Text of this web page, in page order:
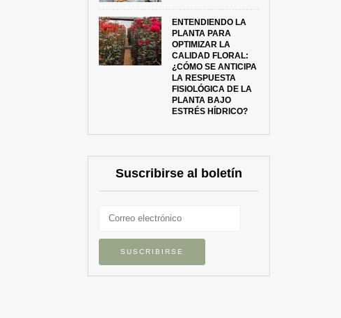
ENTENDIENDO LA
PLANTA PARA
OPTIMIZAR LA
CALIDAD FLORAL:
¿CÓMO SE ANTICIPA
LA RESPUESTA
FISIOLÓGICA DE LA
PLANTA BAJO
ESTRÉS HÍDRICO?
Suscribirse al boletín